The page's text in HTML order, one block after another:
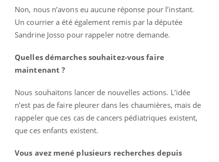
Non, nous n’avons eu aucune réponse pour l’instant.
Un courrier a été également remis par la députée
Sandrine Josso pour rappeler notre demande.
Quelles démarches souhaitez-vous faire
maintenant ?
Nous souhaitons lancer de nouvelles actions. L’idée
n’est pas de faire pleurer dans les chaumières, mais de
rappeler que ces cas de cancers pédiatriques existent,
que ces enfants existent.
Vous avez mené plusieurs recherches depuis